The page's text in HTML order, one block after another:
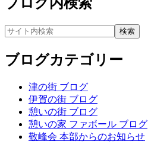
ブログカテゴリー
津の街 ブログ
伊賀の街 ブログ
憩いの街 ブログ
憩いの家 ファボール ブログ
敬峰会 本部からのお知らせ